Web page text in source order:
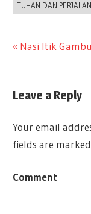
TUHAN DAN
navigation
Previous
Nasi Itik
Leave a Reply
Your email
fields are
Comment